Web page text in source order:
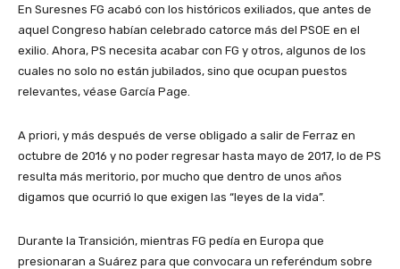
En Suresnes FG acabó con los históricos exiliados, que antes de
aquel Congreso habían celebrado catorce más del PSOE en el
exilio. Ahora, PS necesita acabar con FG y otros, algunos de los
cuales no solo no están jubilados, sino que ocupan puestos
relevantes, véase García Page.
A priori, y más después de verse obligado a salir de Ferraz en
octubre de 2016 y no poder regresar hasta mayo de 2017, lo de PS
resulta más meritorio, por mucho que dentro de unos años
digamos que ocurrió lo que exigen las “leyes de la vida”.
Durante la Transición, mientras FG pedía en Europa que
presionaran a Suárez para que convocara un referéndum sobre